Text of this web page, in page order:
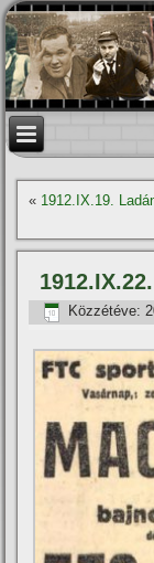
« 1912.IX.19.
Közzétéve: